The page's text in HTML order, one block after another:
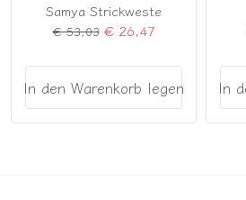
Samya Strickweste
€ 53,03 € 26,47
In den Warenkorb legen In